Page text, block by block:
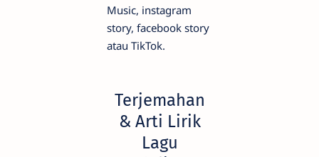
Music, instagram
story, facebook story
atau TikTok.
Terjemahan
& Arti Lirik
Lagu